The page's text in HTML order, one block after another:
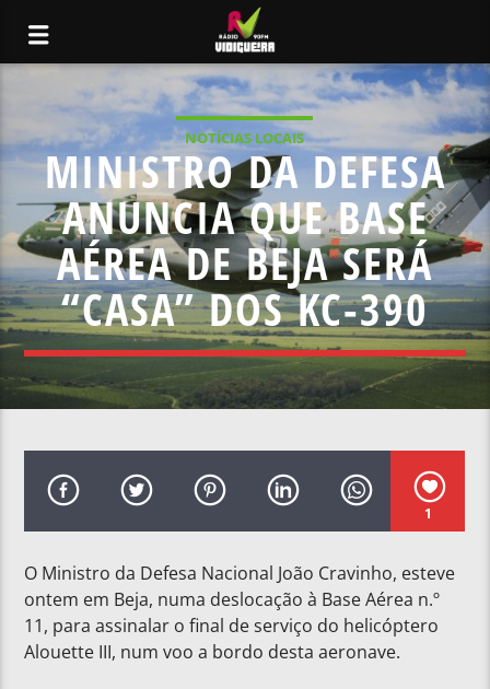
NOTÍCIAS LOCAIS
MINISTRO DA DEFESA
ANUNCIA QUE BASE
AÉREA DE BEJA SERÁ
“CASA” DOS KC-390
1
O Ministro da Defesa Nacional João Cravinho, esteve
ontem em Beja, numa deslocação à Base Aérea n.º
11, para assinalar o final de serviço do helicóptero
Alouette III, num voo a bordo desta aeronave.